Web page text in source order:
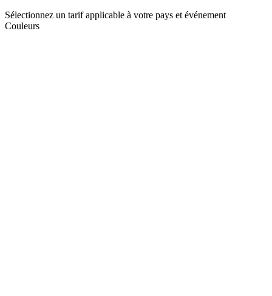
Sélectionnez un tarif applicable à votre pays et événement
Couleurs